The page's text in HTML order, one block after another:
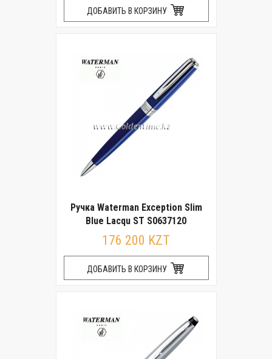
ДОБАВИТЬ В КОРЗИНУ
Ручка Waterman Exception Slim
Blue Lacqu ST S0637120
176 200 KZT
ДОБАВИТЬ В КОРЗИНУ